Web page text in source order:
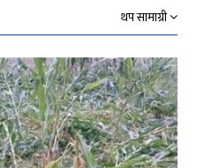
थप सामाग्री